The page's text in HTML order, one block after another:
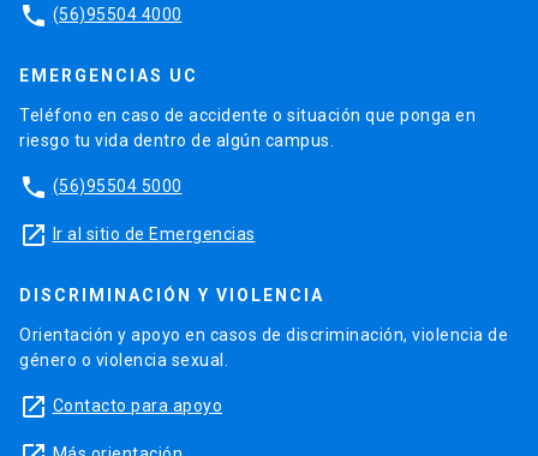
phone (56)95504 4000
EMERGENCIAS UC
Teléfono en caso de accidente o situación que ponga en
riesgo tu vida dentro de algún campus.
phone (56)95504 5000
launch Ir al sitio de Emergencias
DISCRIMINACIÓN Y VIOLENCIA
Orientación y apoyo en casos de discriminación, violencia de
género o violencia sexual.
launch Contacto para apoyo